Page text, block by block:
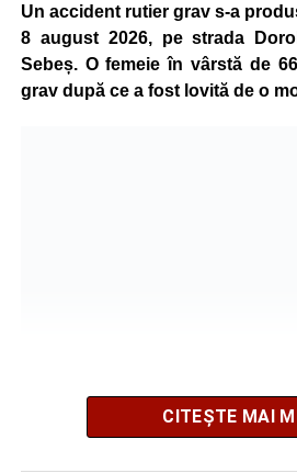
Un accident rutier grav s-a
8 august 2026, pe strada
Sebeș. O femeie în vârstă de
grav după ce a fost lovită de o
CITEȘTE MAI